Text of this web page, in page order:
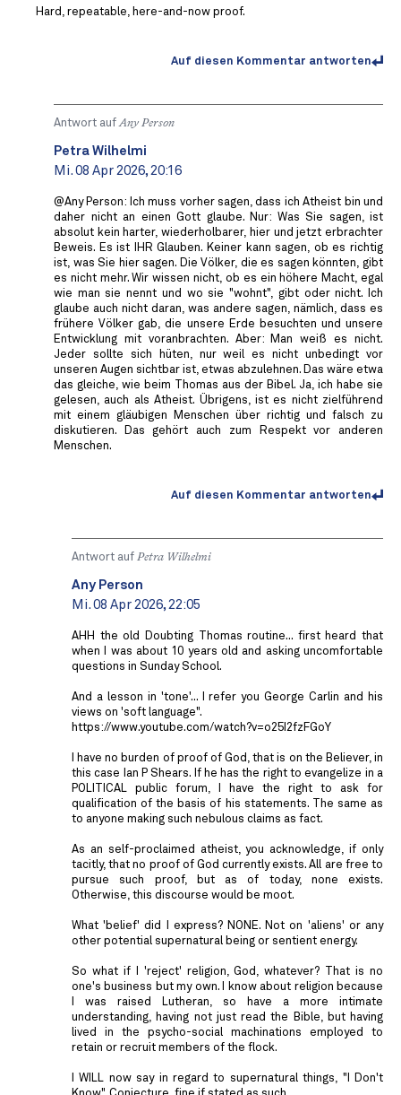
Hard, repeatable, here-and-now proof.
Auf diesen Kommentar antworten
Antwort aufAny Person
Petra Wilhelmi
Mi. 08 Apr 2026, 20:16
@Any Person: Ich muss vorher sagen, dass ich Atheist bin und
daher nicht an einen Gott glaube. Nur: Was Sie sagen, ist
absolut kein harter, wiederholbarer, hier und jetzt erbrachter
Beweis. Es ist IHR Glauben. Keiner kann sagen, ob es richtig
ist, was Sie hier sagen. Die Völker, die es sagen könnten, gibt
es nicht mehr. Wir wissen nicht, ob es ein höhere Macht, egal
wie man sie nennt und wo sie "wohnt", gibt oder nicht. Ich
glaube auch nicht daran, was andere sagen, nämlich, dass es
frühere Völker gab, die unsere Erde besuchten und unsere
Entwicklung mit voranbrachten. Aber: Man weiß es nicht.
Jeder sollte sich hüten, nur weil es nicht unbedingt vor
unseren Augen sichtbar ist, etwas abzulehnen. Das wäre etwa
das gleiche, wie beim Thomas aus der Bibel. Ja, ich habe sie
gelesen, auch als Atheist. Übrigens, ist es nicht zielführend
mit einem gläubigen Menschen über richtig und falsch zu
diskutieren. Das gehört auch zum Respekt vor anderen
Menschen.
Auf diesen Kommentar antworten
Antwort auf Petra Wilhelmi
Any Person
Mi. 08 Apr 2026, 22:05
AHH the old Doubting Thomas routine... first heard that
when I was about 10 years old and asking uncomfortable
questions in Sunday School.
And a lesson in 'tone'... I refer you George Carlin and his
views on 'soft language".
https://www.youtube.com/watch?v=o25I2fzFGoY
I have no burden of proof of God, that is on the Believer, in
this case Ian P Shears. If he has the right to evangelize in a
POLITICAL public forum, I have the right to ask for
qualification of the basis of his statements. The same as
to anyone making such nebulous claims as fact.
As an self-proclaimed atheist, you acknowledge, if only
tacitly, that no proof of God currently exists. All are free to
pursue such proof, but as of today, none exists.
Otherwise, this discourse would be moot.
What 'belief' did I express? NONE. Not on 'aliens' or any
other potential supernatural being or sentient energy.
So what if I 'reject' religion, God, whatever? That is no
one's business but my own. I know about religion because
I was raised Lutheran, so have a more intimate
understanding, having not just read the Bible, but having
lived in the psycho-social machinations employed to
retain or recruit members of the flock.
I WILL now say in regard to supernatural things, "I Don't